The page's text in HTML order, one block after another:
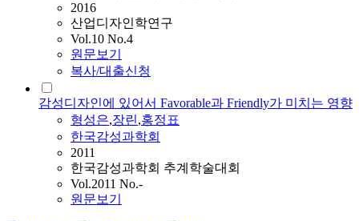
2016
산업디자인학연구
Vol.10 No.4
원문보기
복사/대출신청
감성디자인에 있어서 Favorable과 Friendly가 미치는 영향
형성은,장린,홍정표
한국감성과학회
2011
한국감성과학회 추계학술대회
Vol.2011 No.-
원문보기